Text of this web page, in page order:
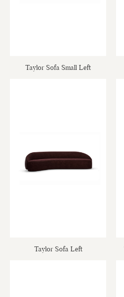
Taylor Sofa Small Left
Taylor Sofa Left